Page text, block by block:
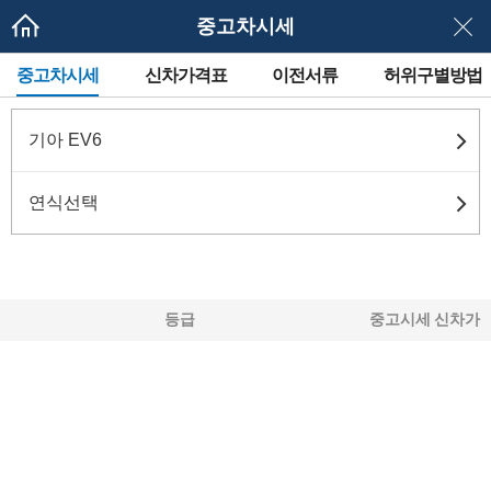
중고차시세
메
뉴
네
이
션
중고차시세 신차가격표 이전서류 허위구별방법
기아 EV6
연식선택
등급 중고시세 신차가